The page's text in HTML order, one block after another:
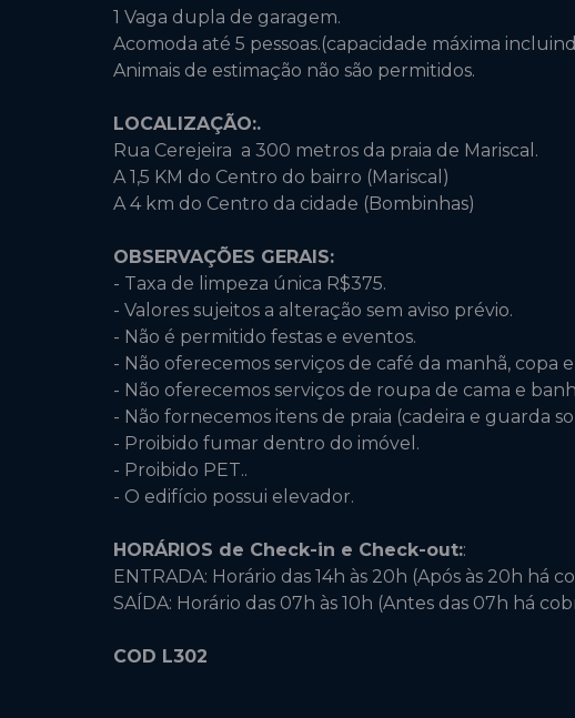
1 Vaga dupla de garagem.
Acomoda até 5 pessoas.(capacidade máxima
Animais de estimação não são permitidos.
LOCALIZAÇÃO:.
Rua Cerejeira a 300 metros da praia de Mariscal.
A 1,5 KM do Centro do bairro (Mariscal)
A 4 km do Centro da cidade (Bombinhas)
OBSERVAÇÕES GERAIS:
- Taxa de limpeza única R$375.
- Valores sujeitos a alteração sem aviso prévio.
- Não é permitido festas e eventos.
- Não oferecemos serviços de café da manhã, copa
- Não oferecemos serviços de roupa de cama e
- Não fornecemos itens de praia (cadeira e guarda
- Proibido fumar dentro do imóvel.
- Proibido PET..
- O edifício possui elevador.
HORÁRIOS de Check-in e Check-out::
ENTRADA: Horário das 14h às 20h (Após às 20h há
SAÍDA: Horário das 07h às 10h (Antes das 07h há
COD L302